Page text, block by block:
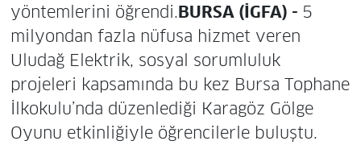
yöntemlerini öğrendi.BURSA (İGFA) - 5
milyondan fazla nüfusa hizmet veren
Uludağ Elektrik, sosyal sorumluluk
projeleri kapsamında bu kez Bursa Tophane
İlkokulu’nda düzenlediği Karagöz Gölge
Oyunu etkinliğiyle öğrencilerle buluştu.